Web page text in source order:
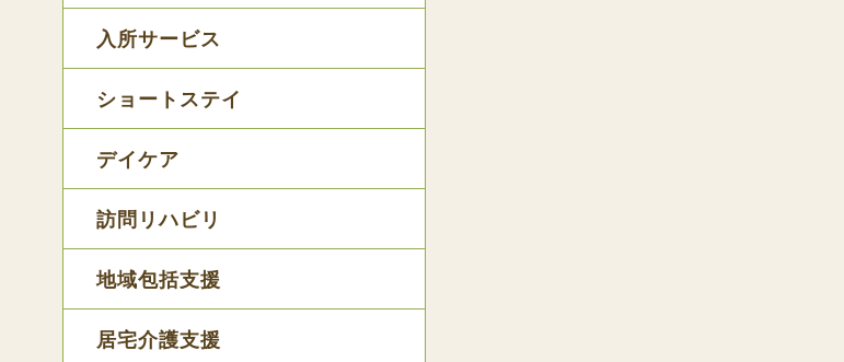
入所サービス
ショートステイ
デイケア
訪問リハビリ
地域包括支援
居宅介護支援